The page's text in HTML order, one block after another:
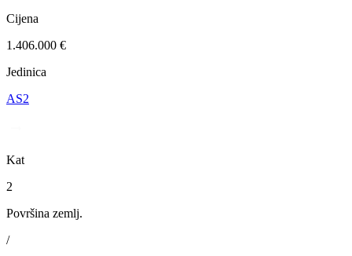
Cijena
1.406.000 €
Jedinica
AS2
Kat
2
Površina zemlj.
/